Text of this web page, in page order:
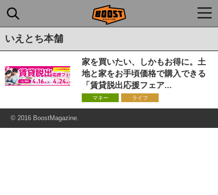
いえとち本舗
家を買いたい、しかもお得に。土
地と家をお手頃価格で購入できる
「賃貸脱出応援フェア...
マネー ライフ
© 2016 BoostMagazine.